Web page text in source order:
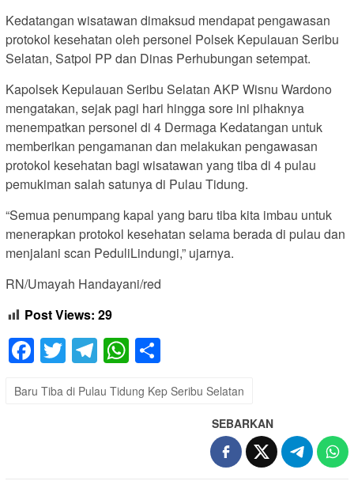
Kedatangan wisatawan dimaksud mendapat pengawasan
protokol kesehatan oleh personel Polsek Kepulauan Seribu
Selatan, Satpol PP dan Dinas Perhubungan setempat.
Kapolsek Kepulauan Seribu Selatan AKP Wisnu Wardono
mengatakan, sejak pagi hari hingga sore ini pihaknya
menempatkan personel di 4 Dermaga Kedatangan untuk
memberikan pengamanan dan melakukan pengawasan
protokol kesehatan bagi wisatawan yang tiba di 4 pulau
pemukiman salah satunya di Pulau Tidung.
“Semua penumpang kapal yang baru tiba kita imbau untuk
menerapkan protokol kesehatan selama berada di pulau dan
menjalani scan PeduliLindungi,” ujarnya.
RN/Umayah Handayani/red
Post Views: 29
Facebook
Twitter
Telegram
WhatsApp
Baru Tiba di Pulau Tidung Kep Seribu Selatan
SEBARKAN